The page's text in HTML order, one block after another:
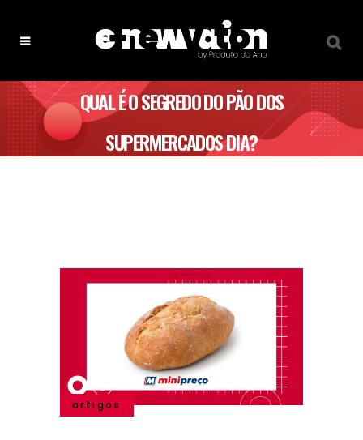
QUAL É O SEGREDO DO PÃO DOS
SUPERMERCADOS DIA?
artigos